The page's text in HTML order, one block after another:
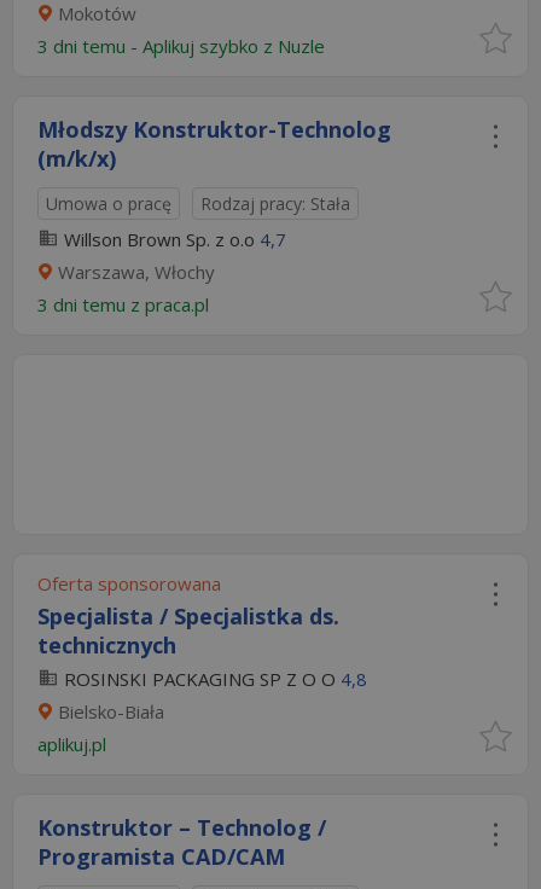
Mokotów
3 dni temu - Aplikuj szybko z Nuzle
Młodszy Konstruktor-Technolog
(m/k/x)
Umowa o pracę Rodzaj pracy: Stała
Willson Brown Sp. z o.o 4,7
Warszawa, Włochy
3 dni temu z praca.pl
Oferta sponsorowana
Specjalista / Specjalistka ds.
technicznych
ROSINSKI PACKAGING SP Z O O 4,8
Bielsko-Biała
aplikuj.pl
Konstruktor – Technolog /
Programista CAD/CAM